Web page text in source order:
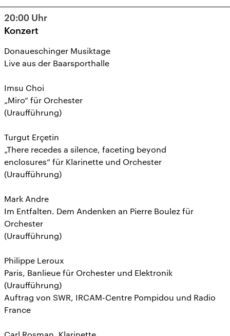
20:00 Uhr
Konzert
Donaueschinger Musiktage
Live aus der Baarsporthalle
Imsu Choi
„Miro“ für Orchester
(Uraufführung)
Turgut Erçetin
„There recedes a silence, faceting beyond
enclosures“ für Klarinette und Orchester
(Uraufführung)
Mark Andre
Im Entfalten. Dem Andenken an Pierre Boulez für
Orchester
(Uraufführung)
Philippe Leroux
Paris, Banlieue für Orchester und Elektronik
(Uraufführung)
Auftrag von SWR, IRCAM-Centre Pompidou und Radio
France